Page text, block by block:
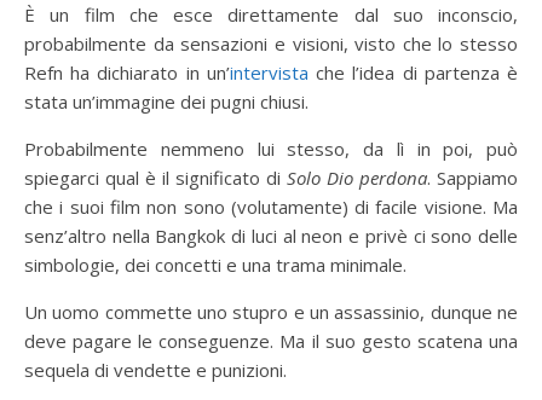
È un film che esce direttamente dal suo inconscio,
probabilmente da sensazioni e visioni, visto che lo stesso
Refn ha dichiarato in un’intervista che l’idea di partenza è
stata un’immagine dei pugni chiusi.
Probabilmente nemmeno lui stesso, da lì in poi, può
spiegarci qual è il significato di Solo Dio perdona. Sappiamo
che i suoi film non sono (volutamente) di facile visione. Ma
senz’altro nella Bangkok di luci al neon e privè ci sono delle
simbologie, dei concetti e una trama minimale.
Un uomo commette uno stupro e un assassinio, dunque ne
deve pagare le conseguenze. Ma il suo gesto scatena una
sequela di vendette e punizioni.